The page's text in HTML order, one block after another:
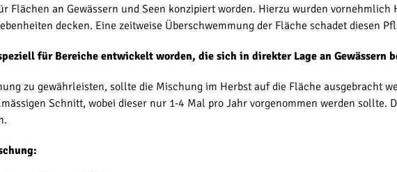
Flächen an Gewässern und Seen konzipiert worden. Hierzu wurden
decken. Eine zeitweise Überschwemmung der Fläche schadet diesen
für Bereiche entwickelt worden, die sich in direkter Lage an Gewässern
zu gewährleisten, sollte die Mischung im Herbst auf die Fläche ausgebracht
Schnitt, wobei dieser nur 1-4 Mal pro Jahr vorgenommen werden sollte.